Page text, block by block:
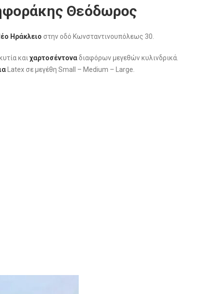
Θεόδωρος
Ηράκλειο στην οδό Κωνσταντινουπόλεως 30.
καιχαρτοσέντοναδιαφόρων μεγεθών κυλινδρικά.
Latex σε μεγέθη Small – Medium – Large.